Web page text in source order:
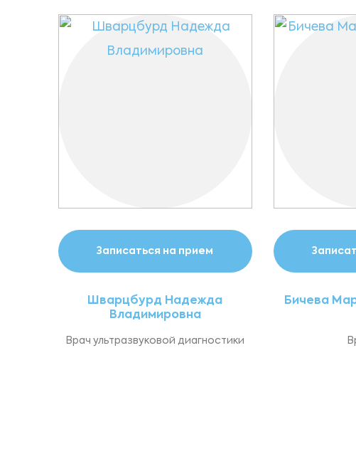
Записаться на прием
Шварцбурд Надежда
Владимировна
Врач ультразвуковой диагностики
Бичева